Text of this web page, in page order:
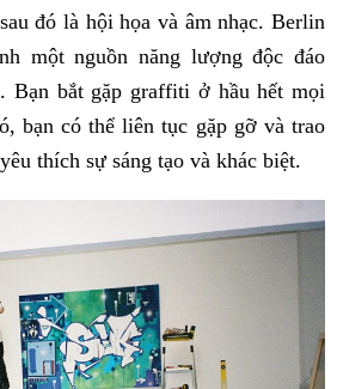
đó là hội họa và âm nhạc. Berlin
một nguồn năng lượng độc đáo
Bạn bắt gặp graffiti ở hầu hết mọi
bạn có thể liên tục gặp gỡ và trao
thích sự sáng tạo và khác biệt.